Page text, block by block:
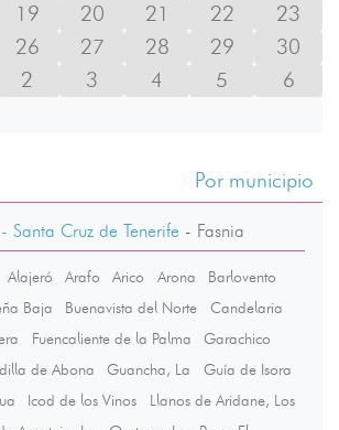
19 20 21 22
23
26 27 28 29
30
2 3 4 5 6
Por municipio
- Santa Cruz de Tenerife- Fasnia
Alajeró Arafo Arico Arona
Barlovento
Baja Buenavista del Norte
Candelaria
Fuencaliente de la Palma
Garachico
de Abona Guancha, La
Guía de Isora
Icod de los Vinos
Llanos de Aridane, Los